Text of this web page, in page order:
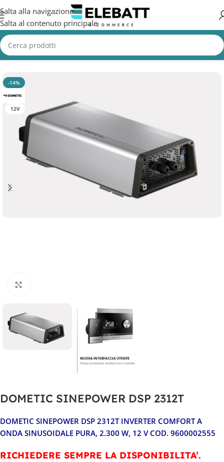
Salta alla navigazione
Salta al contenuto principale
Home/CAMION/Accessori Camion
-14%
12V
DOMETIC SINEPOWER DSP 2312T
DOMETIC SINEPOWER DSP 2312T INVERTER COMFORT A
ONDA SINUSOIDALE PURA, 2.300 W, 12 V COD. 9600002555
RICHIEDERE SEMPRE LA DISPONIBILITA’.